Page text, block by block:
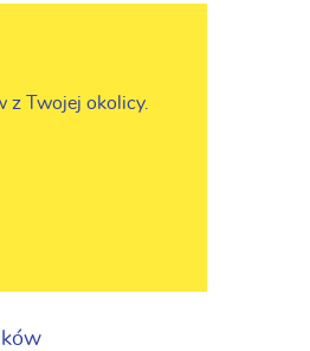
z Twojej okolicy.